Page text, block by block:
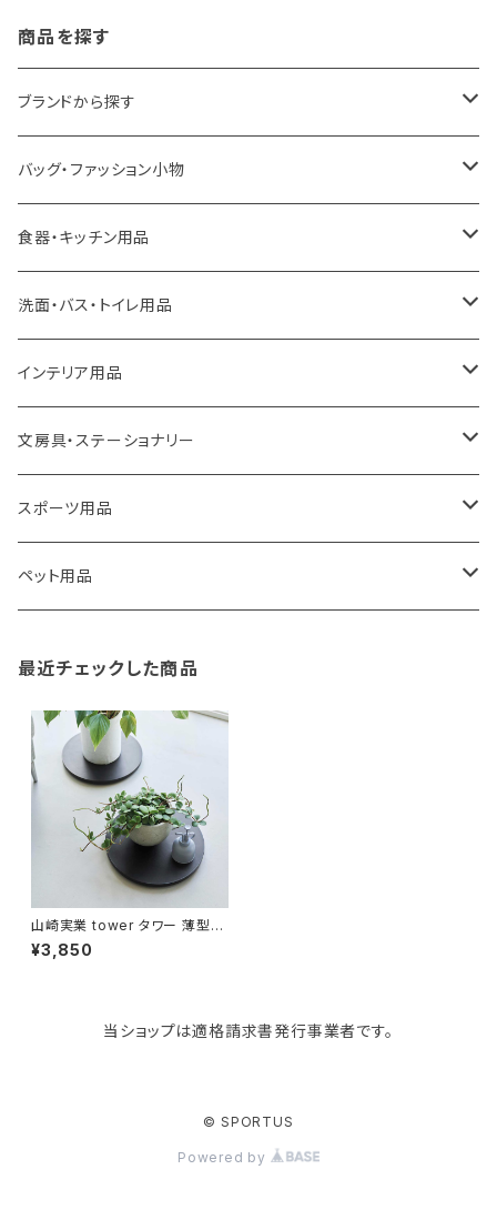
商品を探す
ブランドから探す
LOQI
ideaco
a.depeche
ROOTOTE
100percent
藤田金属
TG
paperblanks
Like-it
KIND BAG LONDON
tower
バッグ・ファッション小物
エコバッグ
アクセサリー
トートバッグ
保冷バッグ
リュックサック
ショルダーバッグ
スポーツバッグ
マザーズバッグ
パソコンケース
バッグアクセサリー
食器・キッチン用品
キッチンラック
キッチンペーパーホルダー
食器・テーブルウェア
ゴミ箱
収納用品
ソープディスペンサー
タオルハンガー
調理器具・調理小物
ディッシュラック
洗面・バス・トイレ用品
洗面用品
掃除・洗濯用品
トイレ用品
バス用品
インテリア用品
アイロン台
アクセサリー収納
ウェットティッシュケース
ガーデニング用品
蚊やり
クッション・クッションカバー
玄関収納
文房具・ステーショナリー
筆記具・ペン
ノート
スポーツ用品
卓球用品
ペット用品
猫用グッズ
その他
最近チェックした商品
山崎実業 tower タワー 薄型台
車 ラウンド L 室内台車 10696
ブラック
¥3,850
当ショップは適格請求書発行事業者です。
© SPORTUS
Powered by